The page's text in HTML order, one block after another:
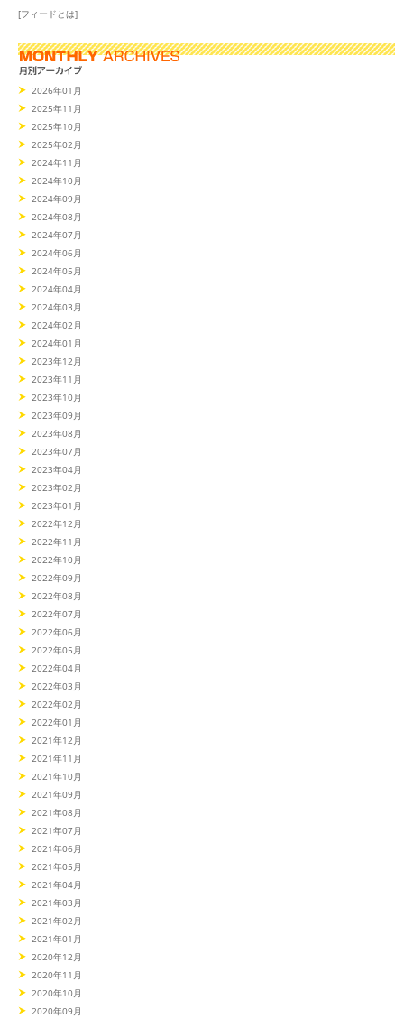
[フィードとは]
2026年01月
2025年11月
2025年10月
2025年02月
2024年11月
2024年10月
2024年09月
2024年08月
2024年07月
2024年06月
2024年05月
2024年04月
2024年03月
2024年02月
2024年01月
2023年12月
2023年11月
2023年10月
2023年09月
2023年08月
2023年07月
2023年04月
2023年02月
2023年01月
2022年12月
2022年11月
2022年10月
2022年09月
2022年08月
2022年07月
2022年06月
2022年05月
2022年04月
2022年03月
2022年02月
2022年01月
2021年12月
2021年11月
2021年10月
2021年09月
2021年08月
2021年07月
2021年06月
2021年05月
2021年04月
2021年03月
2021年02月
2021年01月
2020年12月
2020年11月
2020年10月
2020年09月